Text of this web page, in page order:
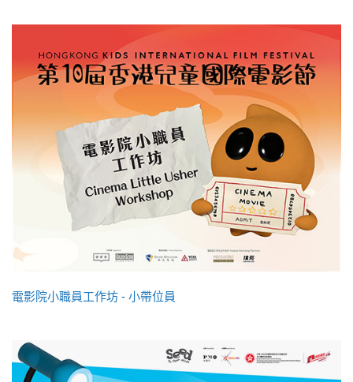
電影院小職員工作坊 - 小帶位員